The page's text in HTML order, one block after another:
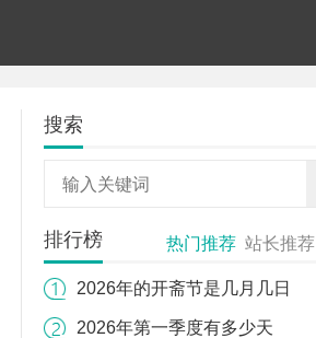
搜索
排行榜 热门推荐 站长推荐
2026年的开斋节是几月几日
2026年第一季度有多少天